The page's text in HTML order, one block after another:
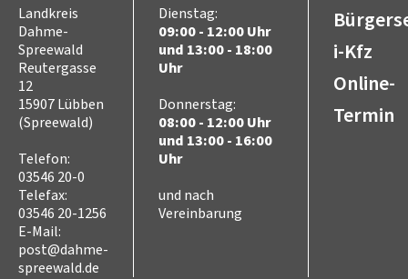
Landkreis
Dahme-
Spreewald
Reutergasse
12
15907 Lübben
(Spreewald)
Telefon:
03546 20-0
Telefax:
03546 20-1256
E-Mail:
post@dahme-
spreewald.de
Dienstag:
09:00 - 12:00 Uhr
und 13:00 - 18:00
Uhr
Donnerstag:
08:00 - 12:00 Uhr
und 13:00 - 16:00
Uhr
und nach
Vereinbarung
i-Kfz
Online-
Termin